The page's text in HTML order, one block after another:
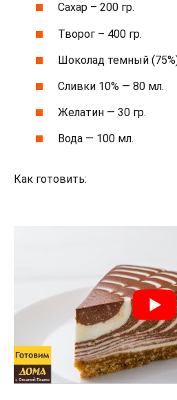
Сахар – 200 гр.
Творог – 400 гр.
Шоколад темный
Сливки 10% — 80 мл.
Желатин — 30 гр.
Вода — 100 мл.
Как готовить: